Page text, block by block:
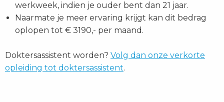
werkweek, indien je ouder bent dan 21 jaar.
Naarmate je meer ervaring krijgt kan dit bedrag
oplopen tot € 3190,- per maand.
Doktersassistent worden? Volg dan onze verkorte
opleiding tot doktersassistent.